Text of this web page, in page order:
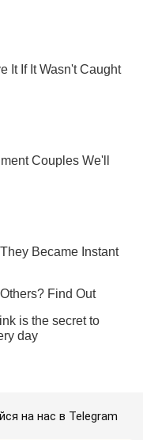
на нас в Telegram